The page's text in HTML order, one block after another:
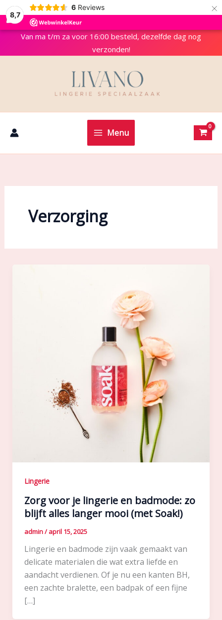
8,7
6 Reviews ×
Van ma t/m za voor 16:00 besteld, dezelfde dag nog
verzonden!
Menu
Verzorging
Lingerie
Zorg voor je lingerie en badmode: zo
blijft alles langer mooi (met Soak!)
admin/ april 15, 2025
Lingerie en badmode zijn vaak gemaakt van
delicate materialen die wat extra liefde en
aandacht verdienen. Of je nu een kanten BH,
een zachte bralette, een badpak of een fijne
[…]